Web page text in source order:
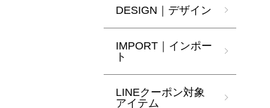
DESIGN｜デザイン
IMPORT｜インポー
ト
LINEクーポン対象
アイテム